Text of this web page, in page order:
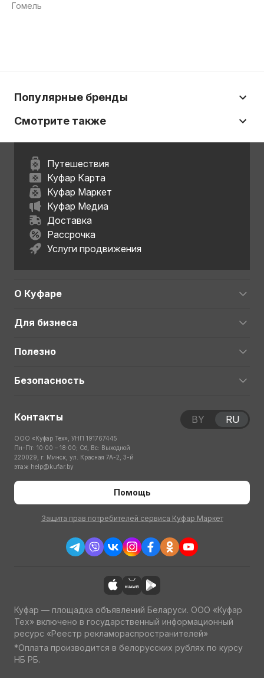
Гомель
Популярные бренды
Смотрите также
Путешествия
Куфар Карта
Куфар Маркет
Куфар Медиа
Доставка
Рассрочка
Услуги продвижения
О Куфаре
Для бизнеса
Полезно
Безопасность
Контакты
ООО «Куфар Тех», УНП 191767445
Пн-Пт: 10:00 – 18:00; Сб, Вс: Выходной
220029, г. Минск, ул. Красная 7А-2, 3-й
этаж help@kufar.by
Помощь
Защита прав потребителей сервиса Куфар Маркет
BY RU
Куфар — площадка объявлений Беларуси. ООО «Куфар
Тех» включено в государственный информационный
ресурс «Реестр рекламораспространителей»
*Оплата производится в белорусских рублях по курсу
НБ РБ.